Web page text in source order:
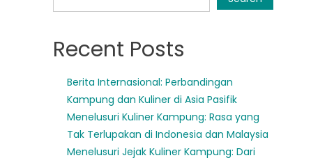
Recent Posts
Berita Internasional: Perbandingan
Kampung dan Kuliner di Asia Pasifik
Menelusuri Kuliner Kampung: Rasa yang
Tak Terlupakan di Indonesia dan Malaysia
Menelusuri Jejak Kuliner Kampung: Dari